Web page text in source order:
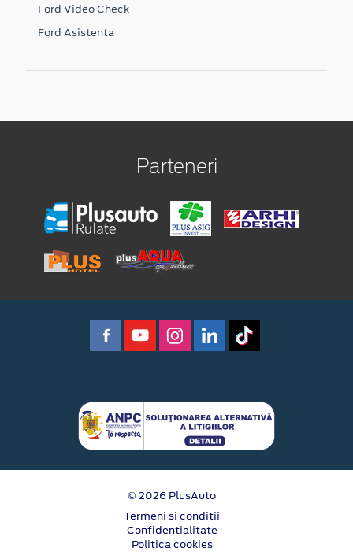
Ford Video Check
Ford Asistenta
Parteneri
© 2026 PlusAuto
Termeni si conditii
Confidentialitate
Politica cookies